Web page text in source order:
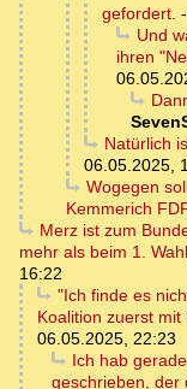
gefordert. -
Und
ihren
Natürlich
06.05.2025,
Wogegen
Kemmerich
Merz ist zum
mehr als beim 1.
16:22
"Ich finde es
Koalition zuerst
06.05.2025, 22:23
Ich hab
geschrieben, der